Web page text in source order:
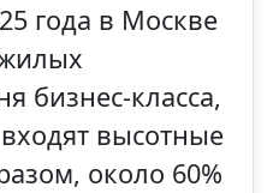
года в Москве
бизнес-класса,
высотные
около 60%